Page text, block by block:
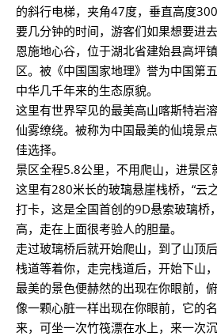
的斜行电梯，夹角47度，垂直高度
要几分钟的时间，游客们如果想要进
恩施地心谷，位于湖北省建始县高坪
区。被《中国国家地理》誉为中国第
中华几千年来的生态原貌。
这里有世界罕见的最美高山喀斯特岩
仙雾缭绕。被称为中国最美的仙境景
佳选择。
景区全程5.8公里，不用爬山，进景区
这里有280米长的玻璃悬崖栈桥，“云
打卡，这是全国首创的9D悬索玻璃桥
高，走在上面很考验人的胆量。
走过玻璃桥后就开始爬山，到了山顶
栈道等着你，走完栈道后，开始下山
最美的景色便赫然的出现在你眼前，
像一颗心脏一样出现在你眼前，它的
来，可坐一次竹筏漂在水上，来一次